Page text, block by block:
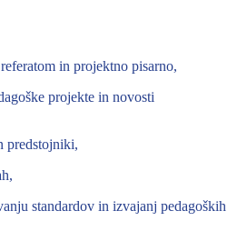
in projektno pisarno,
projekte in novosti
predstojniki,
standardov in izvajanj pedagoških